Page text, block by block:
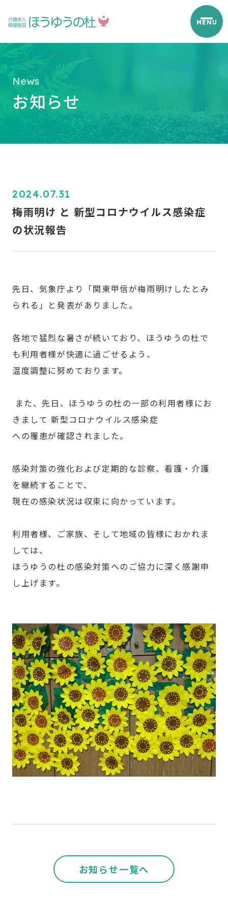
お知らせ
2024.07.31
梅雨明け と 新型コロナウイルス感染症
の状況報告
先日、気象庁より「関東甲信が梅雨明けしたとみ
られる」と発表がありました。
各地で猛烈な暑さが続いており、ほうゆうの杜で
も利用者様が快適に過ごせるよう、
温度調整に努めております。
また、先日、ほうゆうの杜の一部の利用者様にお
きまして 新型コロナウイルス感染症
への罹患が確認されました。
感染対策の強化および定期的な診察、看護・介護
を継続することで、
現在の感染状況は収束に向かっています。
利用者様、ご家族、そして地域の皆様におかれま
しては、
ほうゆうの杜の感染対策へのご協力に深く感謝申
し上げます。
お知らせ一覧へ